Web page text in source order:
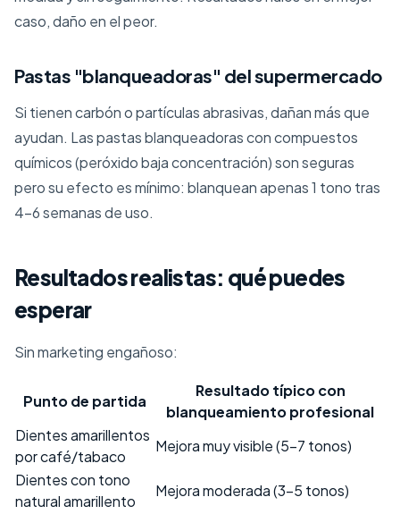
caso, daño en el peor.
Pastas "blanqueadoras" del supermercado
Si tienen carbón o partículas abrasivas, dañan más que
ayudan. Las pastas blanqueadoras con compuestos
químicos (peróxido baja concentración) son seguras
pero su efecto es mínimo: blanquean apenas 1 tono tras
4-6 semanas de uso.
Resultados realistas: qué puedes
esperar
Sin marketing engañoso:
Punto de partida
Resultado típico con
blanqueamiento profesional
Dientes amarillentos
por café/tabaco
Mejora muy visible (5-7 tonos)
Dientes con tono
natural amarillento
Mejora moderada (3-5 tonos)